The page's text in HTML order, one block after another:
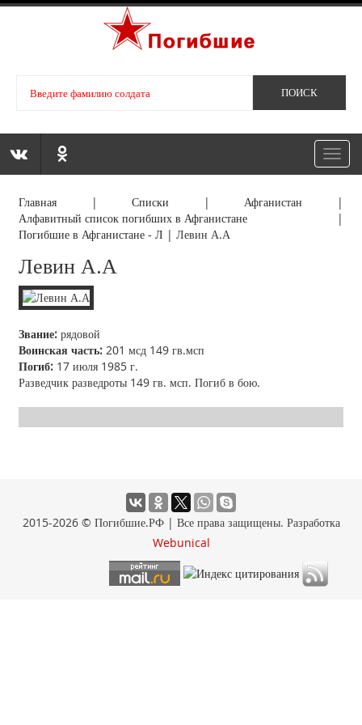
Главная |Списки | Афганистан |
Алфавитный список погибших в Афганистане |
Погибшие в Афганистане - Л |Левин А.А
Левин А.А
Звание: рядовой
Воинская часть: 201 мсд 149 гв.мсп
Погиб: 17 июля 1985 г.
Разведчик разведроты 149 гв. мсп. Погиб в бою.
2015-2026 © Погибшие.РФ | Все права защищены. Разработка
Webunical